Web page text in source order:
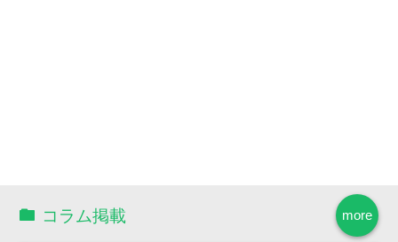
more
コラム掲載